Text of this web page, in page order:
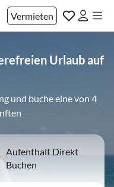
Vermieten
Urlaub auf
und buche eine von 4
Aufenthalt Direkt
Buchen